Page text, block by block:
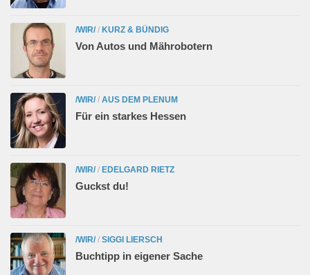
/WIR/ / KURZ & BÜNDIG
Von Autos und Mährobotern
/WIR/ / AUS DEM PLENUM
Für ein starkes Hessen
/WIR/ / EDELGARD RIETZ
Guckst du!
/WIR/ / SIGGI LIERSCH
Buchtipp in eigener Sache